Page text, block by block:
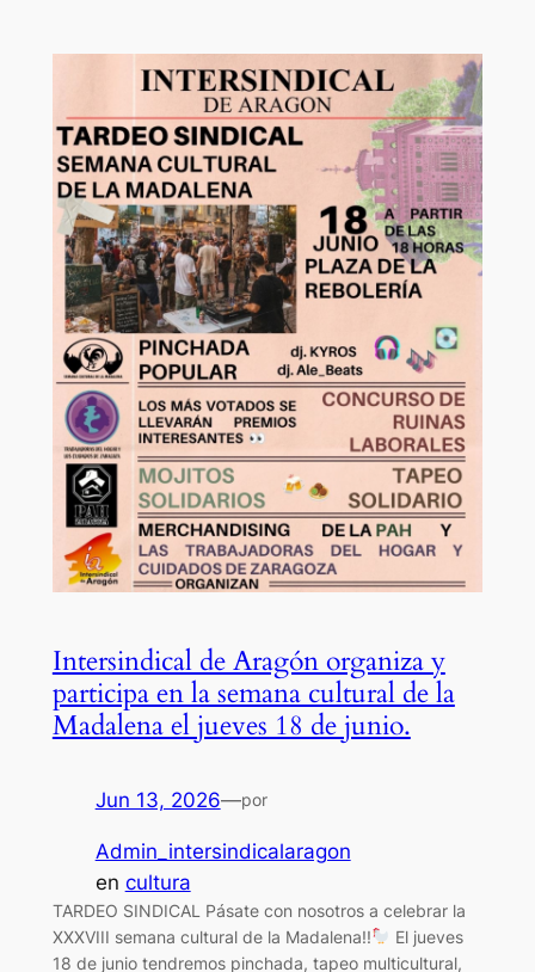
Intersindical de Aragón organiza y
participa en la semana cultural de la
Madalena el jueves 18 de junio.
Jun 13, 2026—por
Admin_intersindicalaragon
en cultura
TARDEO SINDICAL Pásate con nosotros a celebrar la
XXXVIII semana cultural de la Madalena!!
El jueves
18 de junio tendremos pinchada, tapeo multicultural,